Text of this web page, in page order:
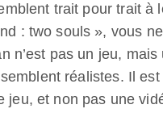
trait pour trait à
: two souls », vous
n’est pas un jeu, mais
réalistes. Il
jeu, et non pas une